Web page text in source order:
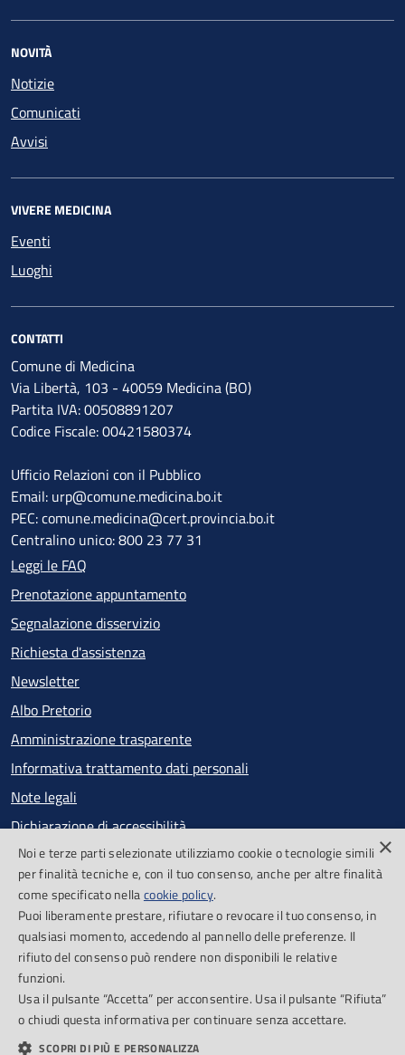
NOVITÀ
Notizie
Comunicati
Avvisi
VIVERE MEDICINA
Eventi
Luoghi
CONTATTI
Comune di Medicina
Via Libertà, 103 - 40059 Medicina (BO)
Partita IVA: 00508891207
Codice Fiscale: 00421580374
Ufficio Relazioni con il Pubblico
Email: urp@comune.medicina.bo.it
PEC: comune.medicina@cert.provincia.bo.it
Centralino unico: 800 23 77 31
Leggi le FAQ
Prenotazione appuntamento
Segnalazione disservizio
Richiesta d'assistenza
Newsletter
Albo Pretorio
Amministrazione trasparente
Informativa trattamento dati personali
Note legali
Dichiarazione di accessibilità
Obiettivi di accessibilità
Segnalazioni accessibilità
SEGUICI SU
Facebook
×
Noi e terze parti selezionate utilizziamo cookie o tecnologie simili
per finalità tecniche e, con il tuo consenso, anche per altre finalità
come specificato nellacookie policy.
Puoi liberamente prestare, rifiutare o revocare il tuo consenso, in
qualsiasi momento, accedendo al pannello delle preferenze. Il
rifiuto del consenso può rendere non disponibili le relative
funzioni.
Usa il pulsante “Accetta” per acconsentire. Usa il pulsante “Rifiuta”
o chiudi questa informativa per continuare senza accettare.
SCOPRI DI PIÙ E PERSONALIZZA